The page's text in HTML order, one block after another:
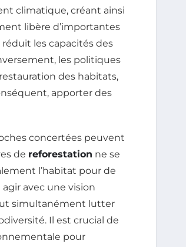
climatique, créant ainsi
libère d’importantes
les capacités des
les politiques
des habitats,
apporter des
concertées peuvent
de reforestation ne se
l’habitat pour de
avec une vision
simultanément lutter
Il est crucial de
pour